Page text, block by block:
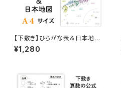
【下敷き】ひらがな表＆日本地
図 完全防水 A４サイズ 入
園祝い 入学祝い 小学生
¥1,280